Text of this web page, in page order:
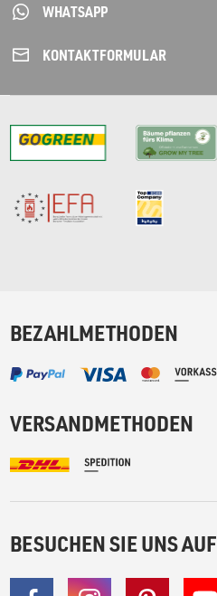
WHATSAPP
KONTAKT­FORMULAR
BEZAHLMETHODEN
VERSANDMETHODEN
BESUCHEN SIE UNS AUF